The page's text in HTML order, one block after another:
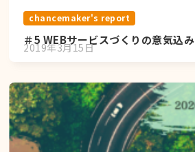
chancemaker's report
＃5 WEBサービスづくりの意気込み
2019年3月15日